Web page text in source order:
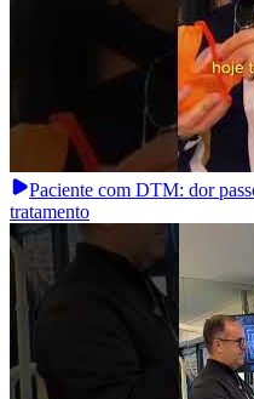
Paciente com DTM: dor
tratamento